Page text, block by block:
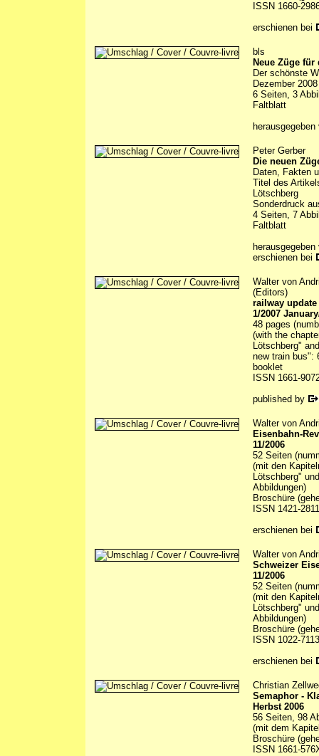
ISSN 1660-
erschienen bei
bls
Neue Züge
Der schönste
Dezember
6 Seiten, 3
Faltblatt
Peter Gerber
Die neuen
Daten, Fakten
Titel des
Lötschberg
Sonderdruck
4 Seiten, 7
Faltblatt
erschienen bei
Walter von
(Editors)
railway update
1/2007
48 pages
(with the
Lötschberg"
new train bus":
booklet
ISSN 1661-
published by
Walter von
Eisenbahn-
11/2006
52 Seiten
(mit den
Lötschberg"
Abbildungen)
Broschüre
ISSN 1421-2811
erschienen bei
Walter von
Schweizer
11/2006
52 Seiten
(mit den
Lötschberg"
Abbildungen)
Broschüre
ISSN 1022-7113
erschienen bei
Christian
Semaphor -
Herbst 2006
56 Seiten, 98
(mit dem
Broschüre
ISSN 1661-